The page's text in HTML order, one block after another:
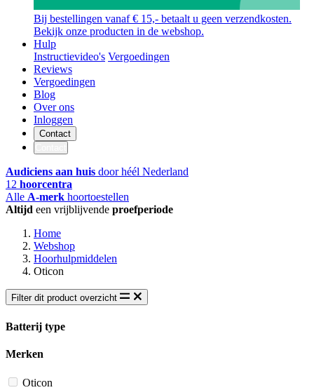
Bij bestellingen vanaf € 15,- betaalt u geen verzendkosten.
Bekijk onze producten in de webshop.
Hulp
Instructievideo's Vergoedingen
Reviews
Vergoedingen
Blog
Over ons
Inloggen
Contact
Audiciens aan huis door héél Nederland
12 hoorcentra
Alle A-merk hoortoestellen
Altijd een vrijblijvende proefperiode
Home
Webshop
Hoorhulpmiddelen
Oticon
Filter dit product overzicht
Batterij type
Merken
Oticon